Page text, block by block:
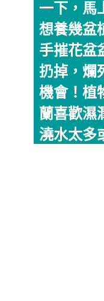
一下，馬
想養幾盆
手摧花盆
扔掉，爛
機會！植
蘭喜歡濕
澆水太多